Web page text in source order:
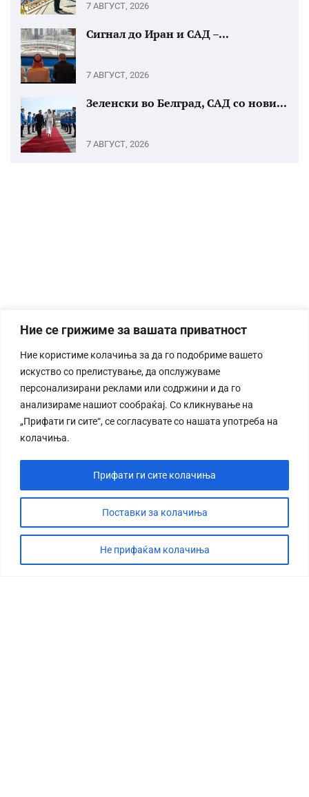
Ние се грижиме за вашата приватност
Ние користиме колачиња за да го подобриме вашето
искуство со прелистување, да опслужуваме
персонализирани реклами или содржини и да го
анализираме нашиот сообраќај. Со кликнување на
„Прифати ги сите“, се согласувате со нашата употреба на
колачиња.
Поставки за колачиња
Не прифаќам колачиња
Прифати ги сите колачиња
7 АВГУСТ, 2026
Сигнал до Иран и САД –...
7 АВГУСТ, 2026
Зеленски во Белград, САД со нови...
7 АВГУСТ, 2026